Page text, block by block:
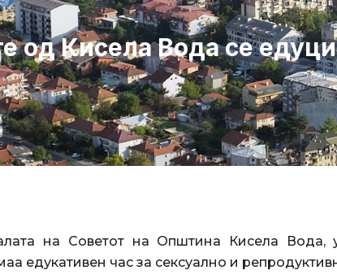
од Кисела Вода се
на Советот на Општина Кисела
едукативен час за сексуално и